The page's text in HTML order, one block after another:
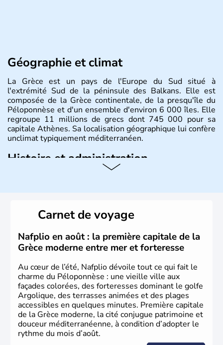
Géographie et climat
La Grèce est un pays de l'Europe du Sud situé à
l'extrémité Sud de la péninsule des Balkans. Elle est
composée de la Grèce continentale, de la presqu'île du
Péloponnèse et d'un ensemble d'environ 6 000 îles. Elle
regroupe 11 millions de grecs dont 745 000 pour sa
capitale Athènes. Sa localisation géographique lui confère
unclimat typiquement méditerranéen.
Histoire et administration
l'invention des Jeux Olympiques en 776 avant J.C. Le 25
mars 1820 sonne le début de la Guerre d'indépendance,
aujourd'hui date de la fête nationale grecque. La Grèce
est définitivement reconnue comme état indépendant à
partir de 1830.
Carnet de voyage
Nafplio en août : la première capitale de la
Grèce moderne entre mer et forteresse
Au cœur de l’été, Nafplio dévoile tout ce qui fait le
charme du Péloponnèse : une vieille ville aux
façades colorées, des forteresses dominant le golfe
Argolique, des terrasses animées et des plages
accessibles en quelques minutes. Première capitale
de la Grèce moderne, la cité conjugue patrimoine et
douceur méditerranéenne, à condition d’adopter le
rythme du mois d’août.